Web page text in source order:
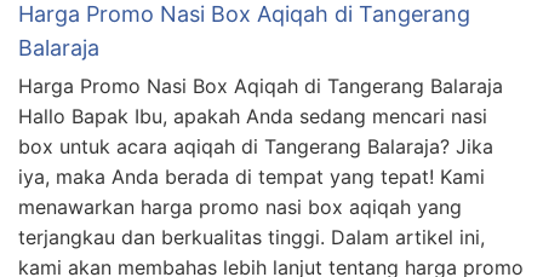
Harga Promo Nasi Box Aqiqah di Tangerang
Balaraja
Harga Promo Nasi Box Aqiqah di Tangerang Balaraja
Hallo Bapak Ibu, apakah Anda sedang mencari nasi
box untuk acara aqiqah di Tangerang Balaraja? Jika
iya, maka Anda berada di tempat yang tepat! Kami
menawarkan harga promo nasi box aqiqah yang
terjangkau dan berkualitas tinggi. Dalam artikel ini,
kami akan membahas lebih lanjut tentang harga promo